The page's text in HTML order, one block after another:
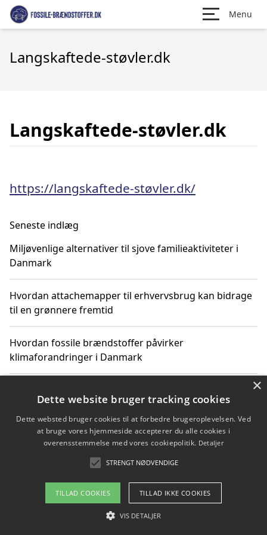
Menu
Langskaftede-støvler.dk
Langskaftede-støvler.dk
https://langskaftede-støvler.dk/
Seneste indlæg
Miljøvenlige alternativer til sjove familieaktiviteter i
Danmark
Hvordan attachemapper til erhvervsbrug kan bidrage
til en grønnere fremtid
Hvordan fossile brændstoffer påvirker
klimaforandringer i Danmark
klimaændringer
Hvordan citater om fossile brændstoffer kan ændre
Copyright 2026 - Pilanto Aps
Om / kontakt
×
Dette website bruger tracking cookies
Dette websted bruger cookies til at forbedre brugeroplevelsen. Ved
at bruge vores hjemmeside accepterer du alle cookies i
overensstemmelse med vores cookiepolitik. Detaljer
STRENGT NØDVENDIGE
TILLAD COOKIES TILLAD IKKE COOKIES
VIS DETALJER